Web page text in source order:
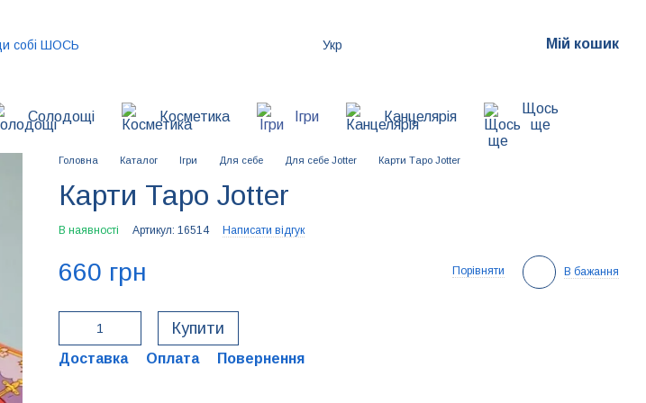
Укр Мій кошик
Солодощі Косметика Ігри Канцелярія
Щось
ще
Головна Каталог Ігри Для себе Для себе Jotter Карти Таро Jotter
Карти Таро Jotter
В наявності Артикул: 16514 Написати відгук
660 грн Порівняти В бажання
Купити
Доставка Оплата Повернення